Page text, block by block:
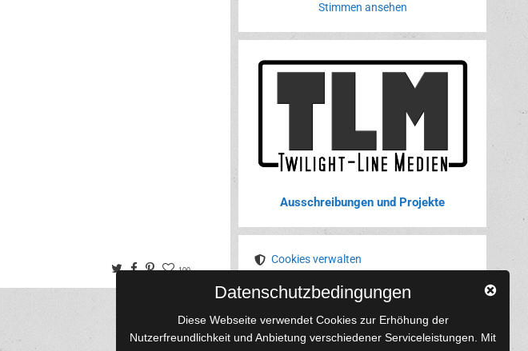
Twitter
Facebook
Pinterest
100
Stimmen ansehen
Ausschreibungen und Projekte
Cookies verwalten
YouTube
Tumblr
Pinterest
Instagram
X RSS-Feed
Datenschutzbedingungen
Diese Webseite verwendet Cookies zur Erhöhung der
Nutzerfreundlichkeit und Anbietung verschiedener Serviceleistungen. Mit